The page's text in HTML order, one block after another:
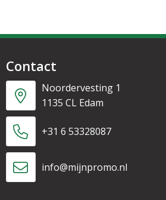
Contact
Noordervesting 1
1135 CL Edam
+31 6 53328087
info@mijnpromo.nl